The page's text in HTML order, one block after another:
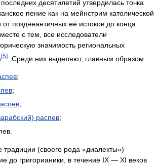
десятилетий утвердилась точка
пение как на мейнстрим католической
позднеантичных её истоков до конца
с тем, все исследователи
значимость региональных
[5] . Среди них выделяют, главным образом
;
;
;
распев;
традиции (своего рода «диалекты»)
до григорианики, в течение IX — XI веков